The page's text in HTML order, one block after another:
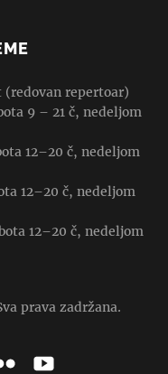
(redovan repertoar)
9 – 21 č, nedeljom
12–20 č, nedeljom
12–20 č, nedeljom
12–20 č, nedeljom
prava zadržana.